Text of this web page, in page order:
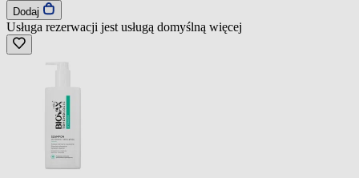
Dodaj
Usługa rezerwacji jest usługą domyślną więcej